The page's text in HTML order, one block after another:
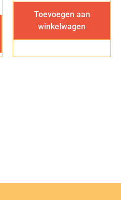
Toevoegen aan
winkelwagen